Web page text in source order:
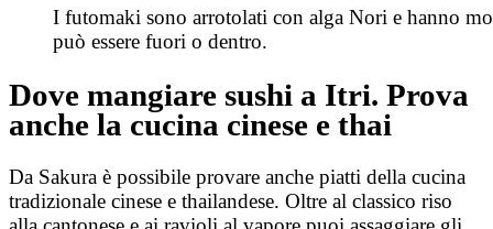
I futomaki sono arrotolati con alga Nori e hanno
può essere fuori o dentro.
Dove mangiare sushi a Itri. Prova
anche la cucina cinese e thai
Da Sakura è possibile provare anche piatti della cucina
tradizionale cinese e thailandese. Oltre al classico riso